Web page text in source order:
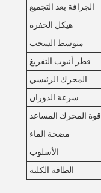
الجرافة بعد التجميع
هيكل الحفرة
متوسط السحب
قطر أنبوب التفريغ
المحرك الرئيسي
سرعة الدوران
قوة المحرك المساعد
مضخة الماء
الأسلوب
الطاقة الكلية